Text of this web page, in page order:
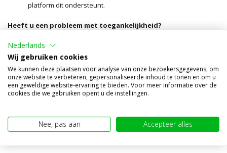
platform dit ondersteunt.
Heeft u een probleem met toegankelijkheid?
contact met ons op via
Wij streven ernaar om binnen 5 werkdagen te reageren.
Handhavingsprocedure
Als u niet tevreden bent met onze reactie, kunt u een klacht indienen
(ACM). Op hun website www.acm.nl/nl/contact kunt u de
contactgegevens vinden.
Nederlands
Wij gebruiken cookies
We kunnen deze plaatsen voor analyse van onze bezoekersgegevens, om
onze website te verbeteren, gepersonaliseerde inhoud te tonen en om u
een geweldige website-ervaring te bieden. Voor meer informatie over de
cookies die we gebruiken opent u de instellingen.
Nee, pas aan Accepteer alles